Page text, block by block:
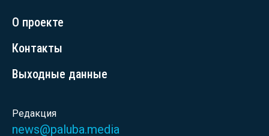
О проекте
Контакты
Выходные данные
Редакция
news@paluba.media